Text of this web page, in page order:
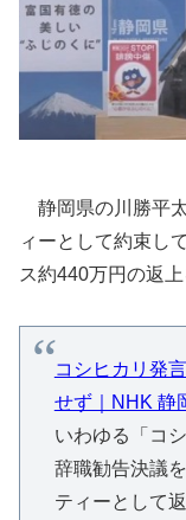
静岡県の川勝平
ィーとして約束し
ス約440万円の返
コシヒカリ発
せず｜NHK 静
いわゆる「コ
辞職勧告決議
ティーとして